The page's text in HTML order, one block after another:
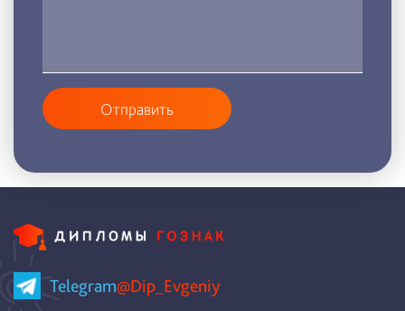
Отправить
Telegram@Dip_Evgeniy